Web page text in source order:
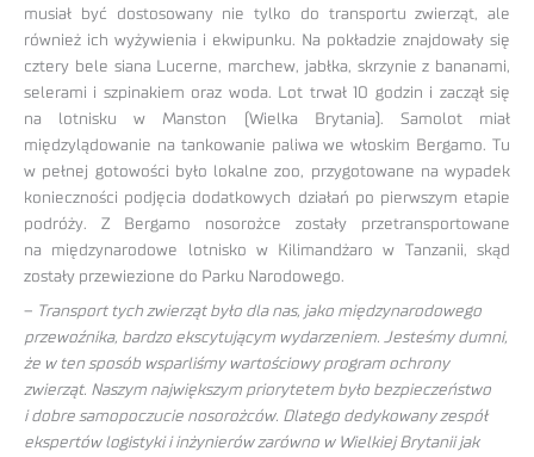
musiał być dostosowany nie tylko do transportu zwierząt, ale
również ich wyżywienia i ekwipunku. Na pokładzie znajdowały się
cztery bele siana Lucerne, marchew, jabłka, skrzynie z bananami,
selerami i szpinakiem oraz woda. Lot trwał 10 godzin i zaczął się
na lotnisku w Manston (Wielka Brytania). Samolot miał
międzylądowanie na tankowanie paliwa we włoskim Bergamo. Tu
w pełnej gotowości było lokalne zoo, przygotowane na wypadek
konieczności podjęcia dodatkowych działań po pierwszym etapie
podróży. Z Bergamo nosorożce zostały przetransportowane
na międzynarodowe lotnisko w Kilimandżaro w Tanzanii, skąd
zostały przewiezione do Parku Narodowego.
– Transport tych zwierząt było dla nas, jako międzynarodowego
przewoźnika, bardzo ekscytującym wydarzeniem. Jesteśmy dumni,
że w ten sposób wsparliśmy wartościowy program ochrony
zwierząt. Naszym największym priorytetem było bezpieczeństwo
i dobre samopoczucie nosorożców. Dlatego dedykowany zespół
ekspertów logistyki i inżynierów zarówno w Wielkiej Brytanii jak